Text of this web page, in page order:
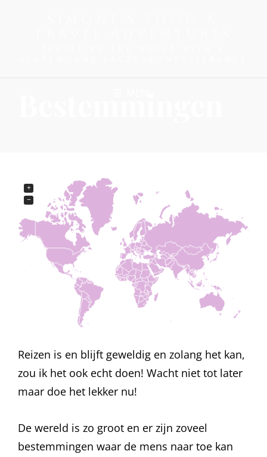
+
−
Reizen is en blijft geweldig en zolang het kan,
zou ik het ook echt doen! Wacht niet tot later
maar doe het lekker nu!
De wereld is zo groot en er zijn zoveel
bestemmingen waar de mens naar toe kan